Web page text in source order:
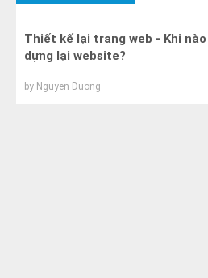
Thiết kế lại trang web - Khi
dựng lại website?
by Nguyen Duong